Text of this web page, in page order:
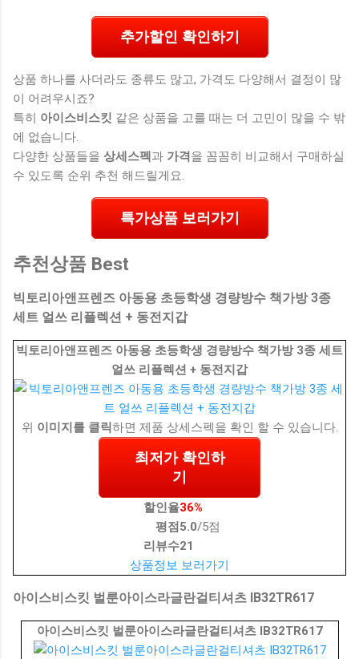
추가할인 확인하기
상품 하나를 사더라도 종류도 많고, 가격도 다양해서 결정이 많
이 어려우시죠?
특히 아이스비스킷 같은 상품을 고를 때는 더 고민이 많을 수 밖
에 없습니다.
다양한 상품들을 상세스펙 과 가격 을 꼼꼼히 비교해서 구매하실
수 있도록 순위 추천 해드릴게요.
특가상품 보러가기
추천상품 Best
빅토리아앤프렌즈 아동용 초등학생 경량방수 책가방 3종
세트 얼쓰 리플렉션 + 동전지갑
빅토리아앤프렌즈 아동용 초등학생 경량방수 책가방 3종 세트
얼쓰 리플렉션 + 동전지갑
위 이미지를 클릭하면 제품 상세스펙을 확인 할 수 있습니다.
최저가 확인하
기
할인율36%
평점 5.0/5점
리뷰수21
상품정보 보러가기
아이스비스킷 벌룬아이스라글란걸티셔츠 IB32TR617
아이스비스킷 벌룬아이스라글란걸티셔츠 IB32TR617